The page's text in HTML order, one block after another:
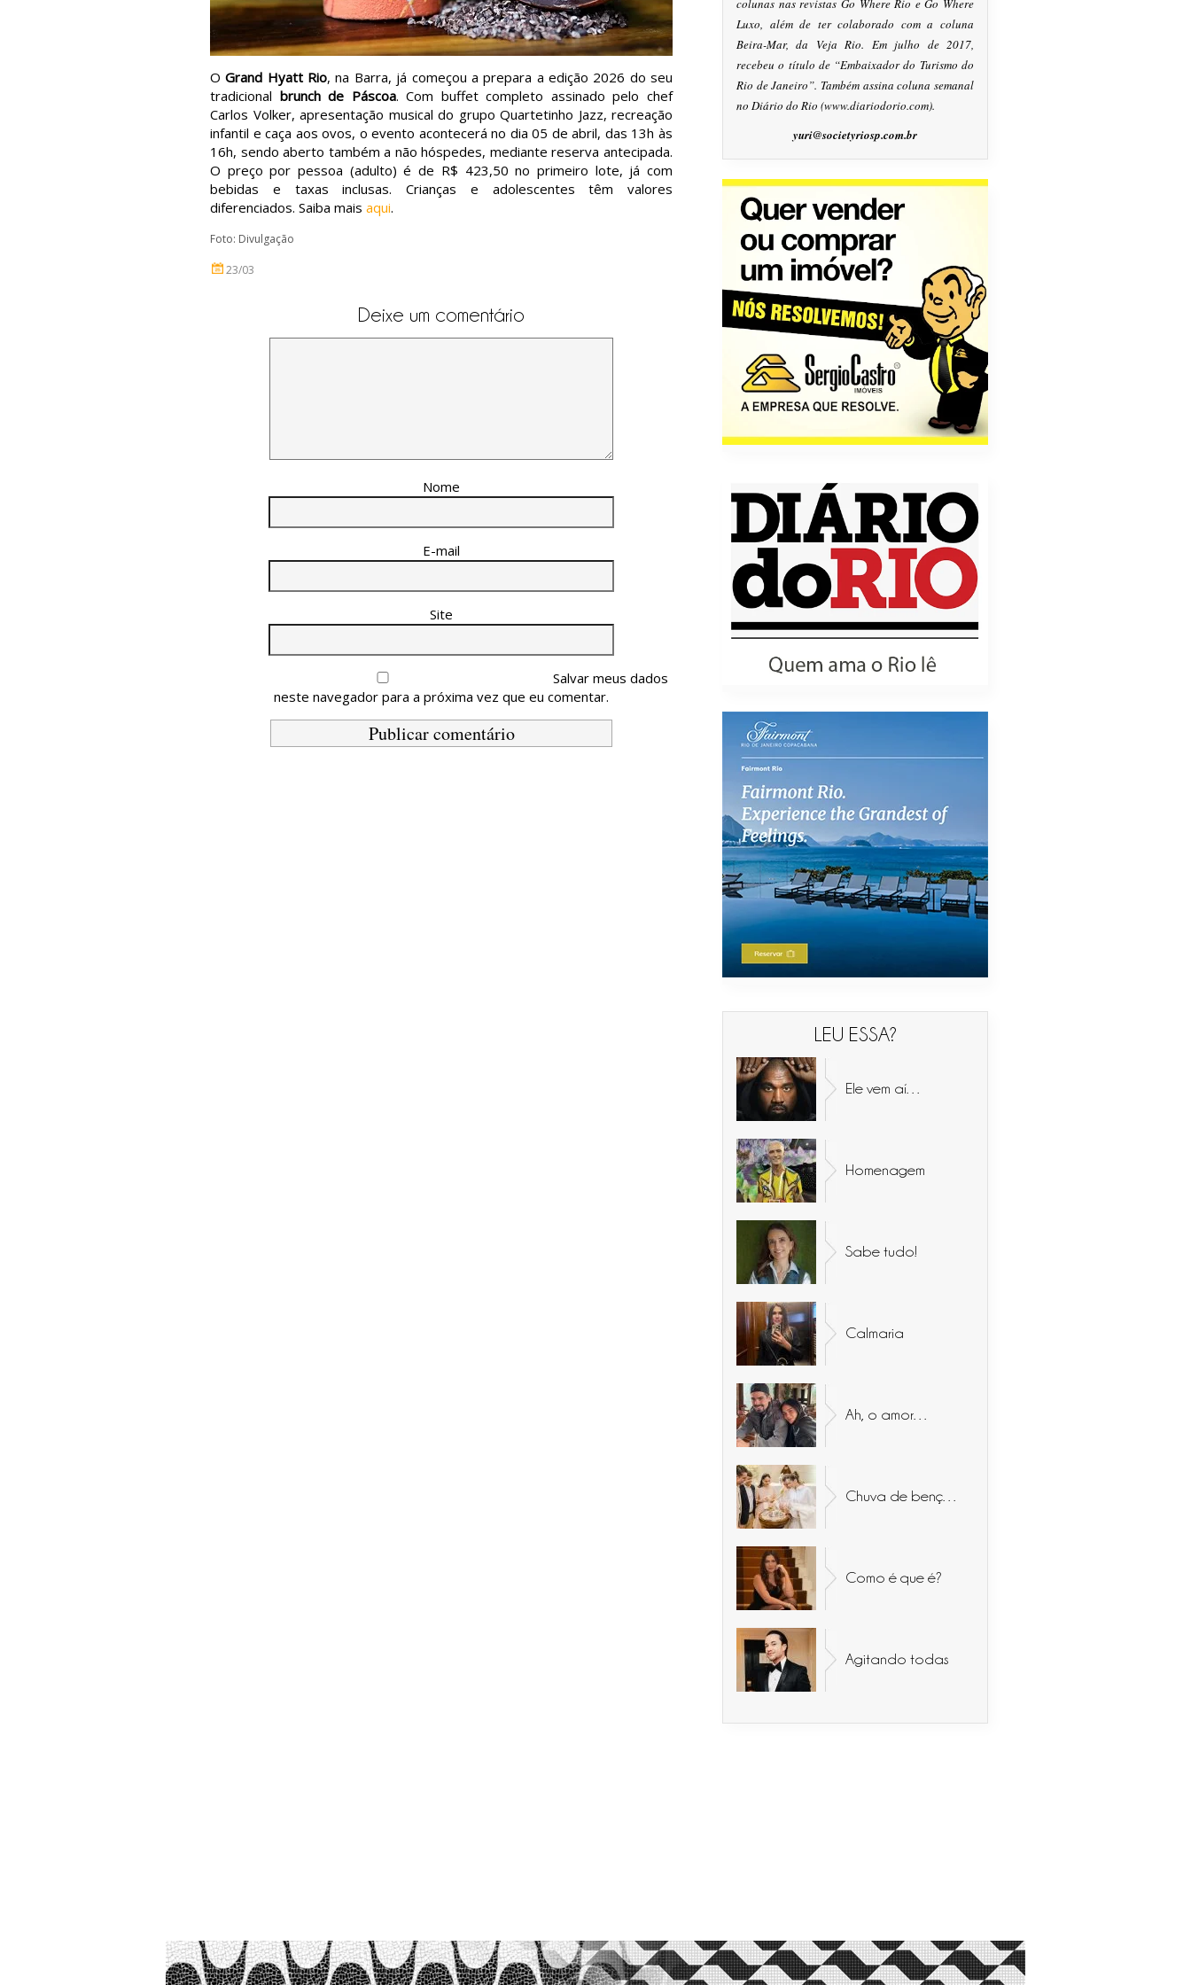
OGrand Hyatt Rio, na Barra, já começou a prepara a edição 2026 do seu
tradicional brunch de Páscoa. Com buffet completo assinado pelo chef
Carlos Volker, apresentação musical do grupo Quartetinho Jazz, recreação
infantil e caça aos ovos, o evento acontecerá no dia 05 de abril, das 13h às
16h, sendo aberto também a não hóspedes, mediante reserva antecipada.
O preço por pessoa (adulto) é de R$ 423,50 no primeiro lote, já com
bebidas e taxas inclusas. Crianças e adolescentes têm valores
diferenciados. Saiba mais aqui.
Foto: Divulgação
23/03
Deixe um comentário
Nome
E-mail
Site
Salvar meus dados
neste navegador para a próxima vez que eu comentar.
colunas nas revistas Go Where Rio e Go Where
Luxo, além de ter colaborado com a coluna
Beira-Mar, da Veja Rio. Em julho de 2017,
recebeu o título de “Embaixador do Turismo do
Rio de Janeiro”. Também assina coluna semanal
no Diário do Rio (www.diariodorio.com).
yuri@societyriosp.com.br
LEU ESSA?
Ele vem aí…
Homenagem
Sabe tudo!
Calmaria
Ah, o amor…
Como é que é?
Agitando todas